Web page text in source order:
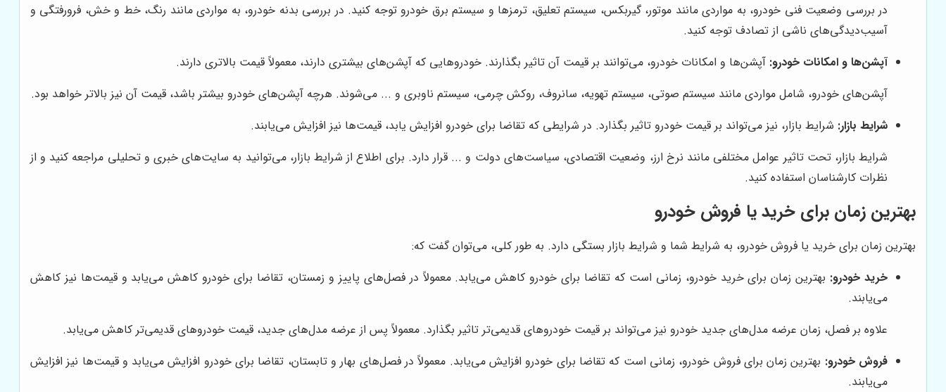
در بررسی وضعیت فنی خودرو، به مواردی مانند موتور، گیربکس، سیستم تعلیق، ترمزها و سیستم برق خودرو توجه کنید. در بررسی بدنه خودرو، به مواردی مانند رنگ، خط و خش، فرورفتگی و
آسیب‌دیدگی‌های ناشی از تصادف توجه کنید.
آپشن‌ها و امکانات خودرو: آپشن‌ها و امکانات خودرو، می‌توانند بر قیمت آن تاثیر بگذارند. خودروهایی که آپشن‌های بیشتری دارند، معمولاً قیمت بالاتری دارند.
آپشن‌های خودرو، شامل مواردی مانند سیستم صوتی، سیستم تهویه، سانروف، روکش چرمی، سیستم ناوبری و ... می‌شوند. هرچه آپشن‌های خودرو بیشتر باشد، قیمت آن نیز بالاتر خواهد بود.
شرایط بازار: شرایط بازار، نیز می‌تواند بر قیمت خودرو تاثیر بگذارد. در شرایطی که تقاضا برای خودرو افزایش یابد، قیمت‌ها نیز افزایش می‌یابند.
شرایط بازار، تحت تاثیر عوامل مختلفی مانند نرخ ارز، وضعیت اقتصادی، سیاست‌های دولت و ... قرار دارد. برای اطلاع از شرایط بازار، می‌توانید به سایت‌های خبری و تحلیلی مراجعه کنید و از
نظرات کارشناسان استفاده کنید.
بهترین زمان برای خرید یا فروش خودرو
بهترین زمان برای خرید یا فروش خودرو، به شرایط شما و شرایط بازار بستگی دارد. به طور کلی، می‌توان گفت که:
خرید خودرو: بهترین زمان برای خرید خودرو، زمانی است که تقاضا برای خودرو کاهش می‌یابد. معمولاً در فصل‌های پاییز و زمستان، تقاضا برای خودرو کاهش می‌یابد و قیمت‌ها نیز کاهش
می‌یابند.
علاوه بر فصل، زمان عرضه مدل‌های جدید خودرو نیز می‌تواند بر قیمت خودروهای قدیمی‌تر تاثیر بگذارد. معمولاً پس از عرضه مدل‌های جدید، قیمت خودروهای قدیمی‌تر کاهش می‌یابد.
فروش خودرو: بهترین زمان برای فروش خودرو، زمانی است که تقاضا برای خودرو افزایش می‌یابد. معمولاً در فصل‌های بهار و تابستان، تقاضا برای خودرو افزایش می‌یابد و قیمت‌ها نیز افزایش
می‌یابند.